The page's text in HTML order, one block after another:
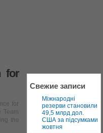
for
for
the
Свежие записи
Міжнародні
резерви становили
49,5 млрд дол.
США за підсумками
жовтня